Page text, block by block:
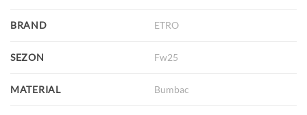
BRAND ETRO
SEZON Fw25
MATERIAL Bumbac